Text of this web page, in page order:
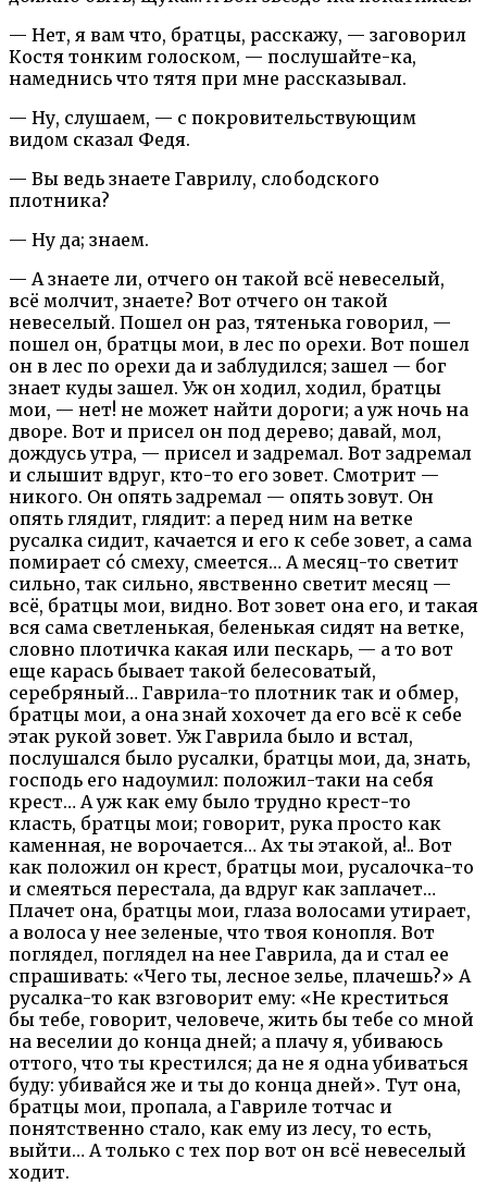
— Нет, я вам что, братцы, расскажу, — заговорил
Костя тонким голоском, — послушайте-ка,
намеднись что тятя при мне рассказывал.
— Ну, слушаем, — с покровительствующим
видом сказал Федя.
— Вы ведь знаете Гаврилу, слободского
плотника?
— Ну да; знаем.
— А знаете ли, отчего он такой всё невеселый,
всё молчит, знаете? Вот отчего он такой
невеселый. Пошел он раз, тятенька говорил, —
пошел он, братцы мои, в лес по орехи. Вот пошел
он в лес по орехи да и заблудился; зашел — бог
знает куды зашел. Уж он ходил, ходил, братцы
мои, — нет! не может найти дороги; а уж ночь на
дворе. Вот и присел он под дерево; давай, мол,
дождусь утра, — присел и задремал. Вот задремал
и слышит вдруг, кто-то его зовет. Смотрит —
никого. Он опять задремал — опять зовут. Он
опять глядит, глядит: а перед ним на ветке
русалка сидит, качается и его к себе зовет, а сама
помирает со́ смеху, смеется… А месяц-то светит
сильно, так сильно, явственно светит месяц —
всё, братцы мои, видно. Вот зовет она его, и такая
вся сама светленькая, беленькая сидят на ветке,
словно плотичка какая или пескарь, — а то вот
еще карась бывает такой белесоватый,
серебряный… Гаврила-то плотник так и обмер,
братцы мои, а она знай хохочет да его всё к себе
этак рукой зовет. Уж Гаврила было и встал,
послушался было русалки, братцы мои, да, знать,
господь его надоумил: положил-таки на себя
крест… А уж как ему было трудно крест-то
класть, братцы мои; говорит, рука просто как
каменная, не ворочается… Ах ты этакой, а!.. Вот
как положил он крест, братцы мои, русалочка-то
и смеяться перестала, да вдруг как заплачет…
Плачет она, братцы мои, глаза волосами утирает,
а волоса у нее зеленые, что твоя конопля. Вот
поглядел, поглядел на нее Гаврила, да и стал ее
спрашивать: «Чего ты, лесное зелье, плачешь?» А
русалка-то как взговорит ему: «Не креститься
бы тебе, говорит, человече, жить бы тебе со мной
на веселии до конца дней; а плачу я, убиваюсь
оттого, что ты крестился; да не я одна убиваться
буду: убивайся же и ты до конца дней». Тут она,
братцы мои, пропала, а Гавриле тотчас и
понятственно стало, как ему из лесу, то есть,
выйти… А только с тех пор вот он всё невеселый
ходит.